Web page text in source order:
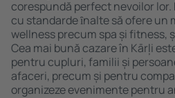
corespundă perfect nevoilor
cu standarde ȋnalte să ofere un
wellness precum spa și fitness,
Cea mai bună cazare în Kārļi
pentru cupluri, familii și
afaceri, precum și pentru
organizeze evenimente pentru